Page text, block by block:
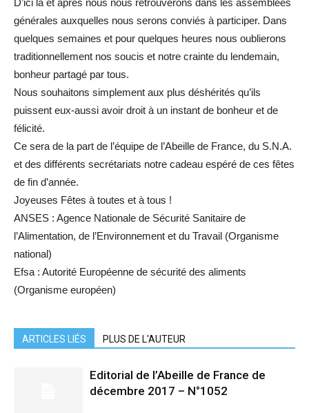
D’ici là et après nous nous retrouverons dans les assemblées
générales auxquelles nous serons conviés à participer. Dans
quelques semaines et pour quelques heures nous oublierons
traditionnellement nos soucis et notre crainte du lendemain,
bonheur partagé par tous.
Nous souhaitons simplement aux plus déshérités qu’ils
puissent eux-aussi avoir droit à un instant de bonheur et de
félicité.
Ce sera de la part de l’équipe de l’Abeille de France, du S.N.A.
et des différents secrétariats notre cadeau espéré de ces fêtes
de fin d’année.
Joyeuses Fêtes à toutes et à tous !
ANSES : Agence Nationale de Sécurité Sanitaire de
l’Alimentation, de l’Environnement et du Travail (Organisme
national)
Efsa : Autorité Européenne de sécurité des aliments
(Organisme européen)
ARTICLES LIÉS PLUS DE L'AUTEUR
Editorial de l’Abeille de France de
décembre 2017 – N°1052